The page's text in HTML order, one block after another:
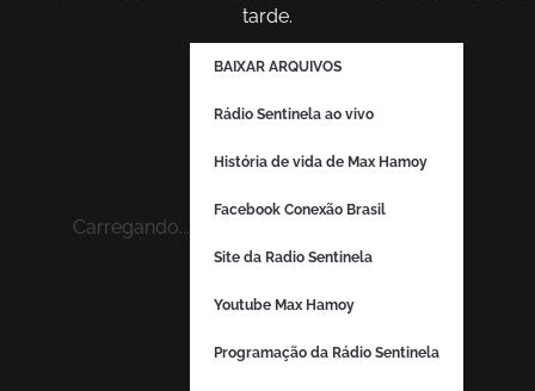
tarde.
Carregando...
BAIXAR ARQUIVOS
Rádio Sentinela ao vivo
História de vida de Max Hamoy
Facebook Conexão Brasil
Site da Radio Sentinela
Youtube Max Hamoy
Programação da Rádio Sentinela